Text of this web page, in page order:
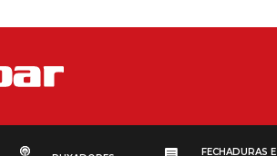
FECHADURAS E